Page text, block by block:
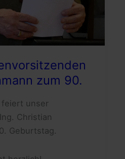
zum 90.
feiert unser
Christian
Geburtstag.